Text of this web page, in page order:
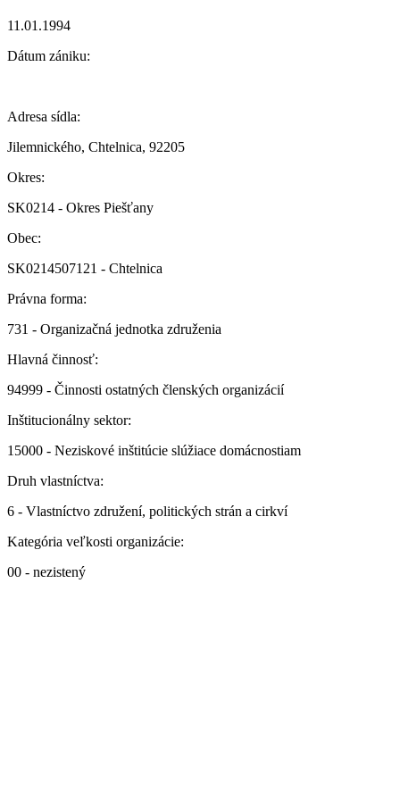
11.01.1994
Dátum zániku:
Adresa sídla:
Jilemnického, Chtelnica, 92205
Okres:
SK0214 - Okres Piešťany
Obec:
SK0214507121 - Chtelnica
Právna forma:
731 - Organizačná jednotka združenia
Hlavná činnosť:
94999 - Činnosti ostatných členských organizácií
Inštitucionálny sektor:
15000 - Neziskové inštitúcie slúžiace domácnostiam
Druh vlastníctva:
6 - Vlastníctvo združení, politických strán a cirkví
Kategória veľkosti organizácie:
00 - nezistený